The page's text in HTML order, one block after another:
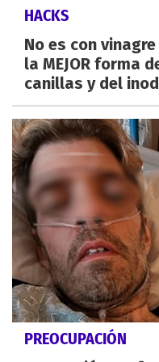
HACKS
No es con
la MEJOR forma
canillas y del
PREOCUPACIÓN